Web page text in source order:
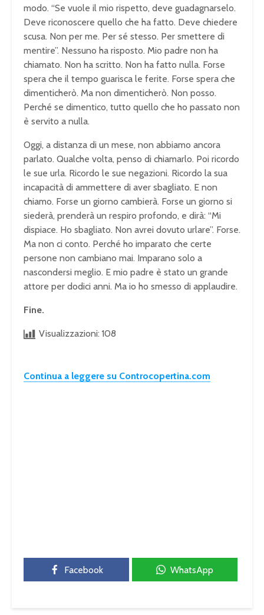
modo. “Se vuole il mio rispetto, deve guadagnarselo.
Deve riconoscere quello che ha fatto. Deve chiedere
scusa. Non per me. Per sé stesso. Per smettere di
mentire”. Nessuno ha risposto. Mio padre non ha
chiamato. Non ha scritto. Non ha fatto nulla. Forse
spera che il tempo guarisca le ferite. Forse spera che
dimenticherò. Ma non dimenticherò. Non posso.
Perché se dimentico, tutto quello che ho passato non
è servito a nulla.
Oggi, a distanza di un mese, non abbiamo ancora
parlato. Qualche volta, penso di chiamarlo. Poi ricordo
le sue urla. Ricordo le sue negazioni. Ricordo la sua
incapacità di ammettere di aver sbagliato. E non
chiamo. Forse un giorno cambierà. Forse un giorno si
siederà, prenderà un respiro profondo, e dirà: “Mi
dispiace. Ho sbagliato. Non avrei dovuto urlare”. Forse.
Ma non ci conto. Perché ho imparato che certe
persone non cambiano mai. Imparano solo a
nascondersi meglio. E mio padre è stato un grande
attore per dodici anni. Ma io ho smesso di applaudire.
Fine.
Visualizzazioni: 108
Continua a leggere su Controcopertina.com
Facebook WhatsApp